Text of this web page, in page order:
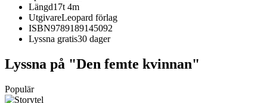
Längd17t 4m
UtgivareLeopard förlag
ISBN9789189145092
Lyssna gratis30 dager
Lyssna på "Den femte kvinnan"
Populär